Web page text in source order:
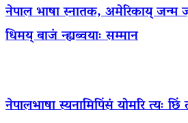
नेपाल भाषा स्नातक, अमेरिकाय् जन्म
धिमय् बाजं न्ह्यब्वयाः सम्मान
नेपालभाषा स्यनामिपिंसं योमरि त्यः छिं